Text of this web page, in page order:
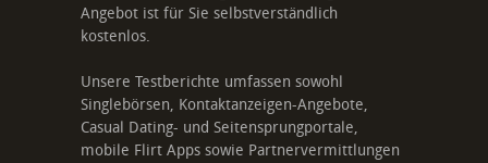
Angebot ist für Sie selbstverständlich
kostenlos.
Unsere Testberichte umfassen sowohl
Singlebörsen, Kontaktanzeigen-Angebote,
Casual Dating- und Seitensprungportale,
mobile Flirt Apps sowie Partnervermittlungen